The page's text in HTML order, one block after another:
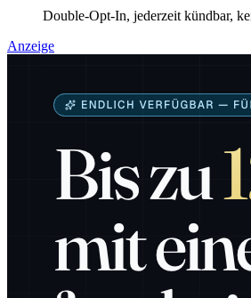
Double-Opt-In, jederzeit kündbar,
Anzeige